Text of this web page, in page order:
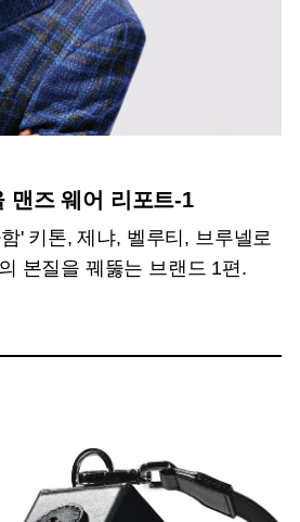
맨즈 웨어 리포트-1
' 키톤, 제냐, 벨루티, 브루넬로
본질을 꿰뚫는 브랜드 1편.